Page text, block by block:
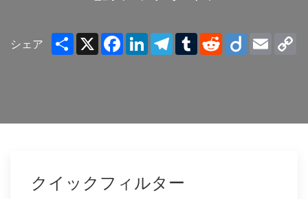
シェア ShareX Facebook
LinkedInTelegram
TumblrRedditDiigo Email
クイックフィルター